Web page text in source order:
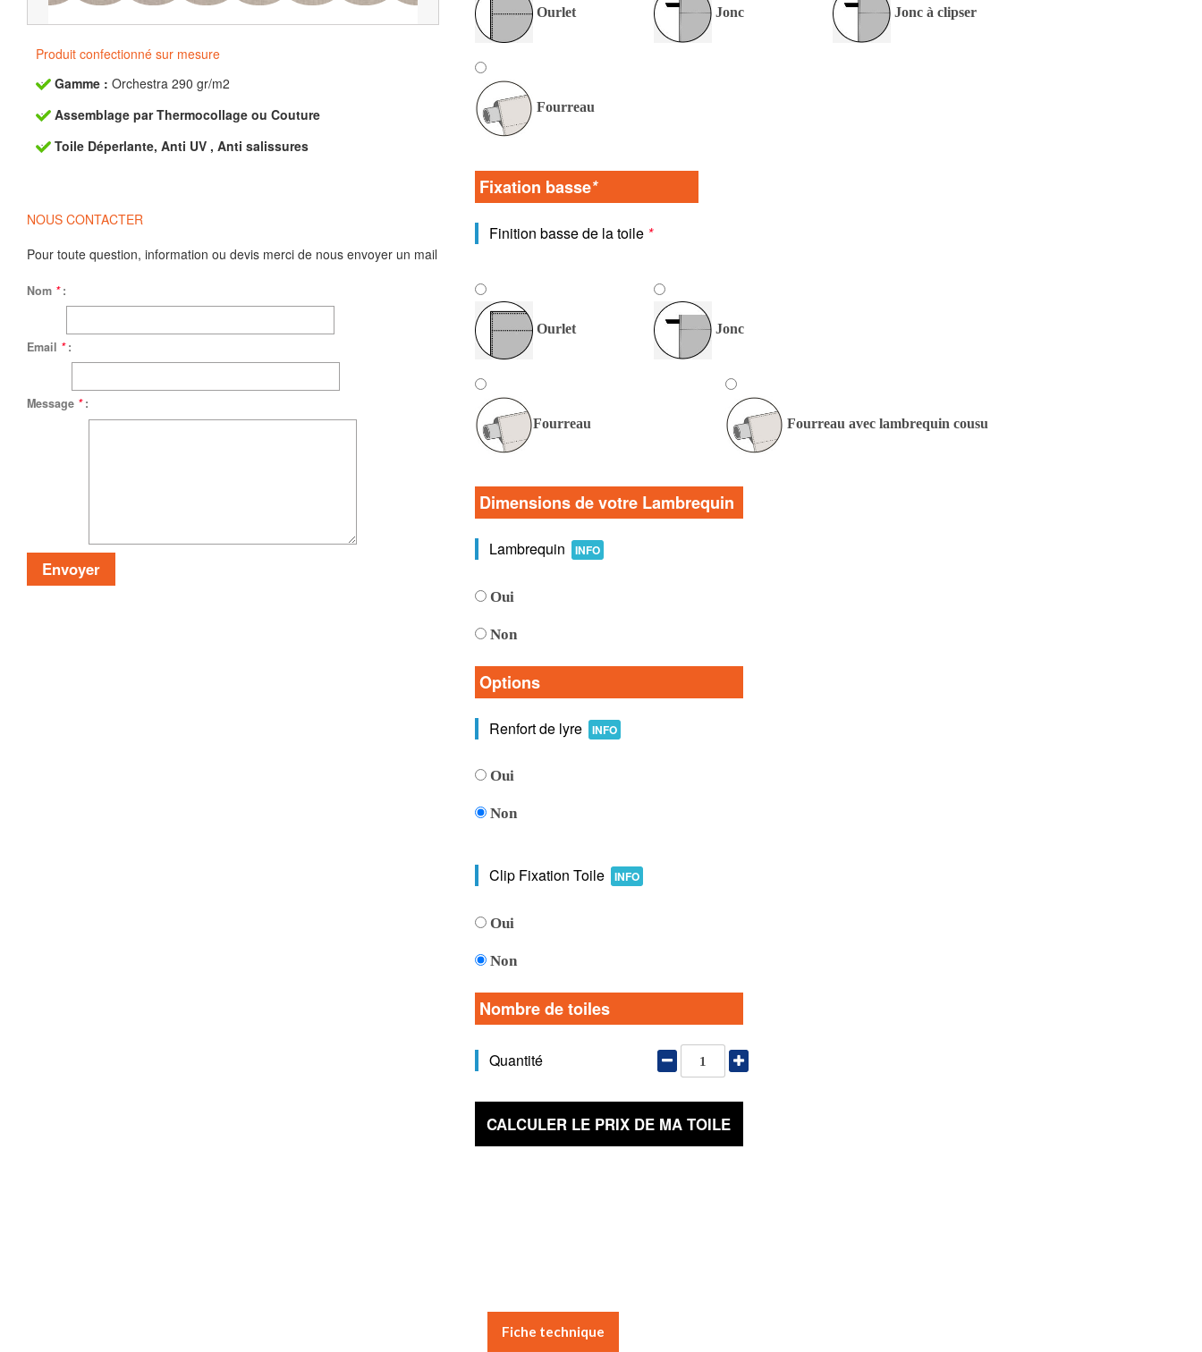
Produit confectionné sur mesure
Gamme : Orchestra 290 gr/m2
Assemblage par Thermocollage ou Couture
Toile Déperlante, Anti UV , Anti salissures
NOUS CONTACTER
Pour toute question, information ou devis merci de nous envoyer un mail
Nom * :
Email * :
Message * :
Ourlet Jonc Jonc à clipser
Fourreau
Fixation basse*
Finition basse de la toile *
Ourlet Jonc
Fourreau Fourreau avec lambrequin cousu
Dimensions de votre Lambrequin
Lambrequin INFO
Oui
Non
Options
Renfort de lyre INFO
Oui
Non
Clip Fixation Toile INFO
Oui
Non
Nombre de toiles
Quantité
CALCULER LE PRIX DE MA TOILE
Fiche technique